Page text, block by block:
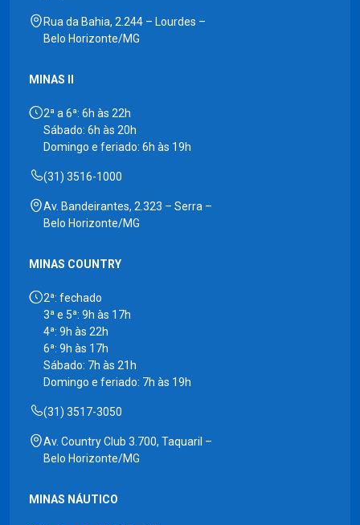
Rua da Bahia, 2.244 – Lourdes –
Belo Horizonte/MG
MINAS II
2ª a 6ª: 6h às 22h
Sábado: 6h às 20h
Domingo e feriado: 6h às 19h
(31) 3516-1000
Av. Bandeirantes, 2.323 – Serra –
Belo Horizonte/MG
MINAS COUNTRY
2ª: fechado
3ª e 5ª: 9h às 17h
4ª: 9h às 22h
6ª: 9h às 17h
Sábado: 7h às 21h
Domingo e feriado: 7h às 19h
(31) 3517-3050
Av. Country Club 3.700, Taquaril –
Belo Horizonte/MG
MINAS NÁUTICO